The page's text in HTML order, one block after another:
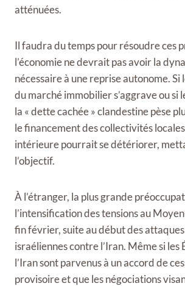
atténuées.
Il faudra du temps pour résoudre ces
l’économie ne devrait pas avoir la
nécessaire à une reprise autonome.
du marché immobilier s’aggrave ou si
la « dette cachée » clandestine pèse
le financement des collectivités
intérieure pourrait se détériorer,
l’objectif.
À l’étranger, la plus grande
l’intensification des tensions au
fin février, suite au début des
israéliennes contre l’Iran. Même si les
l’Iran sont parvenus à un accord de
provisoire et que les négociations